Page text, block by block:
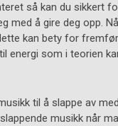
så kan du sikkert
med å gire deg opp.
kan bety for
energi som i teorien
til å slappe av
musikk når